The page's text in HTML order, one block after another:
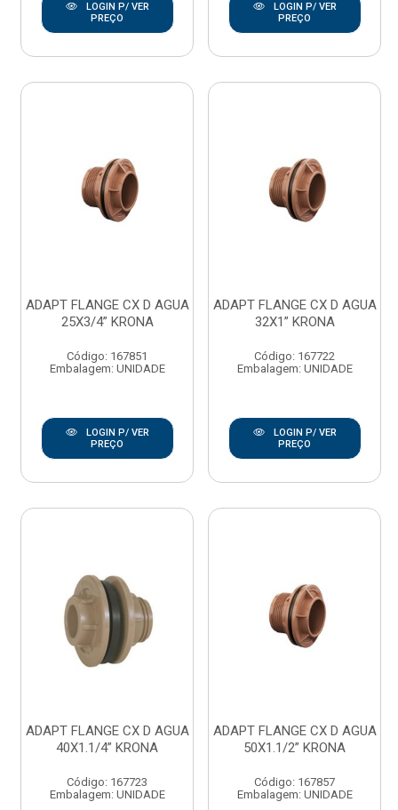
LOGIN P/ VER
PREÇO
LOGIN P/ VER
PREÇO
ADAPT FLANGE CX D AGUA
25X3/4” KRONA
Código: 167851
Embalagem: UNIDADE
LOGIN P/ VER
PREÇO
ADAPT FLANGE CX D AGUA
32X1” KRONA
Código: 167722
Embalagem: UNIDADE
LOGIN P/ VER
PREÇO
ADAPT FLANGE CX D AGUA
40X1.1/4” KRONA
Código: 167723
Embalagem: UNIDADE
ADAPT FLANGE CX D AGUA
50X1.1/2” KRONA
Código: 167857
Embalagem: UNIDADE